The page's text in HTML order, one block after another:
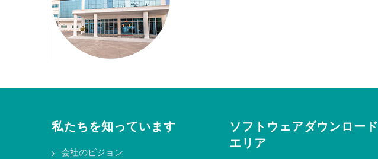
私たちを知っています
会社のビジョン
ソフトウェアダウンロード
エリア